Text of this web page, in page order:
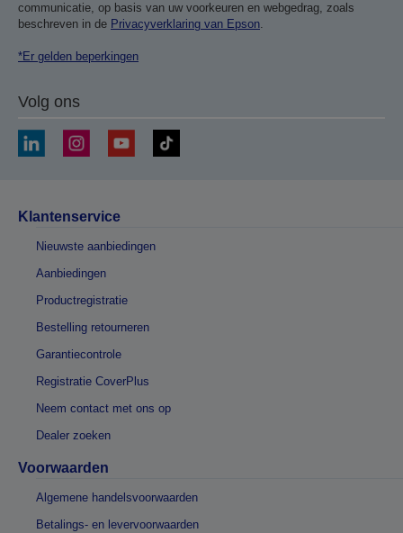
communicatie, op basis van uw voorkeuren en webgedrag, zoals
beschreven in de Privacyverklaring van Epson.
*Er gelden beperkingen
Volg ons
Klantenservice
Nieuwste aanbiedingen
Aanbiedingen
Productregistratie
Bestelling retourneren
Garantiecontrole
Registratie CoverPlus
Neem contact met ons op
Dealer zoeken
Voorwaarden
Algemene handelsvoorwaarden
Betalings- en levervoorwaarden